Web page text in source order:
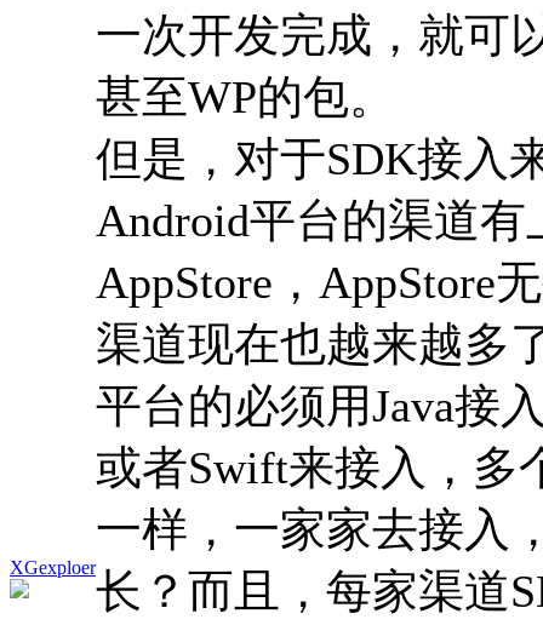
XGexploer
一次开发完成，就可
甚至WP的包。
但是，对于SDK接入
Android平台的渠道
AppStore，AppStore
渠道现在也越来越多
平台的必须用Java接
或者Swift来接入，多
一样，一家家去接入
长？而且，每家渠道